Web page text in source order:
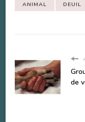
ANIMAL DEUIL
de